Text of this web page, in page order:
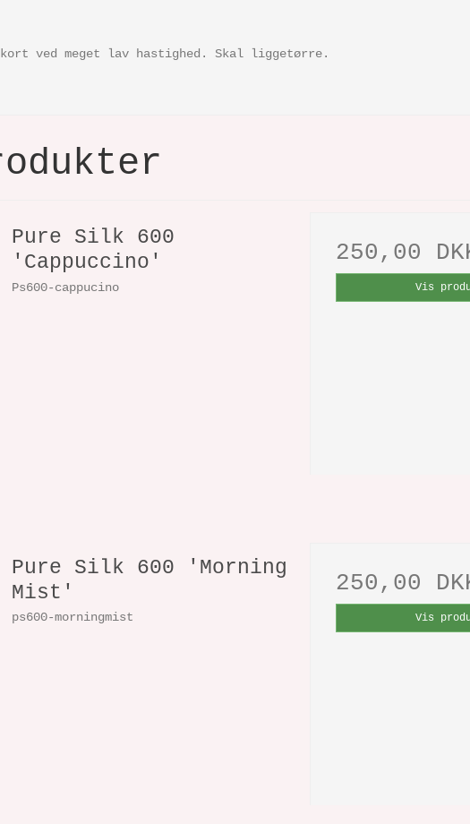
ved meget lav hastighed. Skal liggetørre.
Pure Silk 600
'Cappuccino'
Ps600-cappucino
250,00
Vis
Pure Silk 600 'Morning
Mist'
ps600-morningmist
250,00
Vis